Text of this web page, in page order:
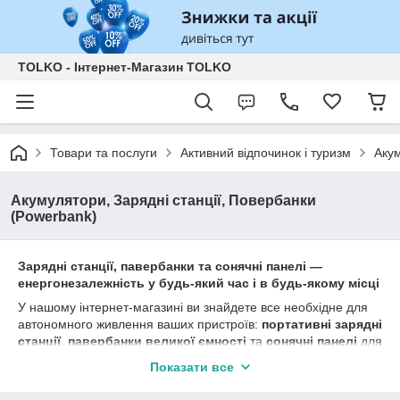
TOLKO - Інтернет-Магазин TOLKO
Товари та послуги Активний відпочинок і туризм
Акумулятори, Зарядні станції, Повербанки
(Powerbank)
Зарядні станції, павербанки та сонячні панелі —
енергонезалежність у будь-який час і в будь-якому місці
У нашому інтернет-магазині ви знайдете все необхідне для
автономного живлення ваших пристроїв: портативні зарядні
станції, павербанки великої ємності та сонячні панелі для
продукцію, аналогічну за якістю таким брендам, як EcoFlow,
Показати все